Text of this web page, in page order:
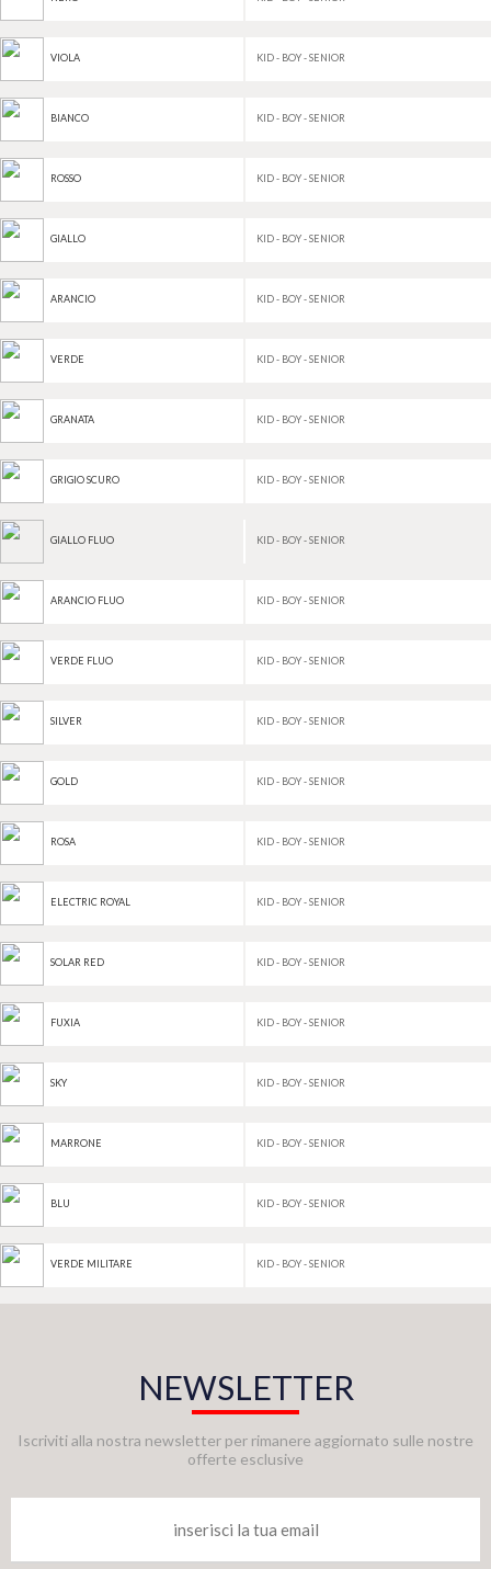
VIOLA KID - BOY - SENIOR
BIANCO KID - BOY - SENIOR
ROSSO KID - BOY - SENIOR
GIALLO KID - BOY - SENIOR
ARANCIO KID - BOY - SENIOR
VERDE KID - BOY - SENIOR
GRANATA KID - BOY - SENIOR
GRIGIO SCURO KID - BOY - SENIOR
GIALLO FLUO KID - BOY - SENIOR
ARANCIO FLUO KID - BOY - SENIOR
VERDE FLUO KID - BOY - SENIOR
SILVER KID - BOY - SENIOR
GOLD KID - BOY - SENIOR
ROSA KID - BOY - SENIOR
ELECTRIC ROYAL KID - BOY - SENIOR
SOLAR RED KID - BOY - SENIOR
FUXIA KID - BOY - SENIOR
SKY KID - BOY - SENIOR
MARRONE KID - BOY - SENIOR
BLU KID - BOY - SENIOR
VERDE MILITARE KID - BOY - SENIOR
NEWSLETTER
Iscriviti alla nostra newsletter per rimanere aggiornato sulle nostre
offerte esclusive